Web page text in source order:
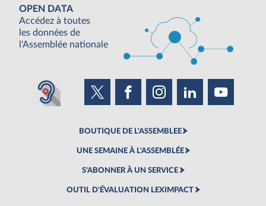
OPEN DATA
Accédez à toutes
les données de
l'Assemblée nationale
BOUTIQUE DE L'ASSEMBLEE
UNE SEMAINE À L'ASSEMBLÉE
S'ABONNER À UN SERVICE
OUTIL D'ÉVALUATION LEXIMPACT